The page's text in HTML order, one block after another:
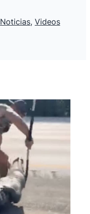
Noticias, Videos